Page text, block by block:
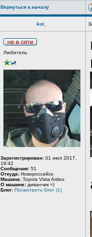
Вернуться к началу
kot_
Любитель
Зарегистрирован: 01 июл 2017,
19:42
Сообщения: 51
Откуда: Новороссийск
Машина: Toyota Vista Ardeo
О машине: диванчик =)
Блог: Посмотреть блог (1)